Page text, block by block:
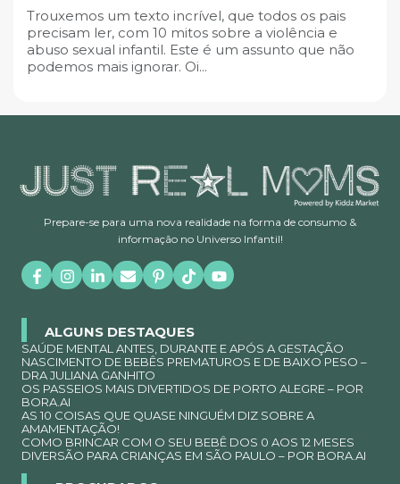
Trouxemos um texto incrível, que todos os pais
precisam ler, com 10 mitos sobre a violência e
abuso sexual infantil. Este é um assunto que não
podemos mais ignorar. Oi...
Prepare-se para uma nova realidade na forma de consumo &
informação no Universo Infantil!
ALGUNS DESTAQUES
SAÚDE MENTAL ANTES, DURANTE E APÓS A GESTAÇÃO
NASCIMENTO DE BEBÊS PREMATUROS E DE BAIXO PESO –
DRA JULIANA GANHITO
OS PASSEIOS MAIS DIVERTIDOS DE PORTO ALEGRE – POR
BORA.AI
AS 10 COISAS QUE QUASE NINGUÉM DIZ SOBRE A
AMAMENTAÇÃO!
COMO BRINCAR COM O SEU BEBÊ DOS 0 AOS 12 MESES
DIVERSÃO PARA CRIANÇAS EM SÃO PAULO – POR BORA.AI